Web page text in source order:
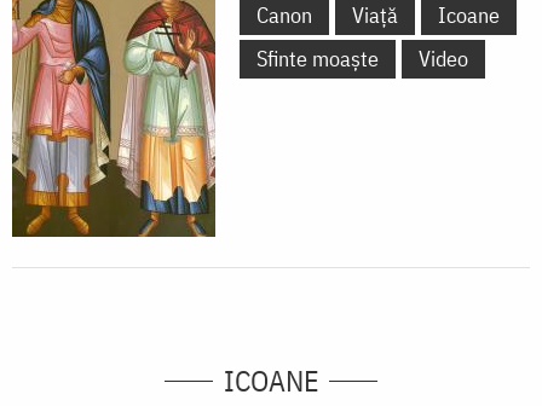
Canon Viață
Icoane
Sfinte moaște
Video
ICOANE